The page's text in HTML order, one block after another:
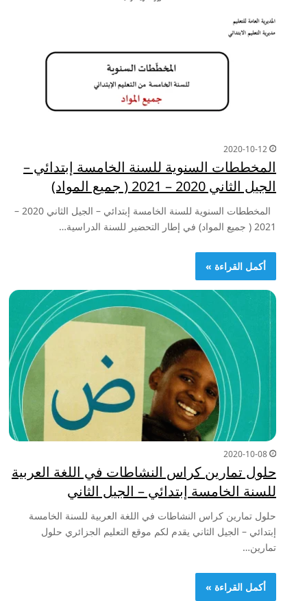
2020-10-12
المخططات السنوية للسنة الخامسة إبتدائي –
الجيل الثاني 2020 – 2021 ( جميع المواد)
المخططات السنوية للسنة الخامسة إبتدائي – الجيل الثاني 2020 –
2021 ( جميع المواد) في إطار التحضير للسنة الدراسية…
أكمل القراءة »
2020-10-08
حلول تمارين كراس النشاطات في اللغة العربية
للسنة الخامسة إبتدائي – الجيل الثاني
حلول تمارين كراس النشاطات في اللغة العربية للسنة الخامسة
إبتدائي – الجيل الثاني يقدم لكم موقع التعليم الجزائري حلول
تمارين…
أكمل القراءة »